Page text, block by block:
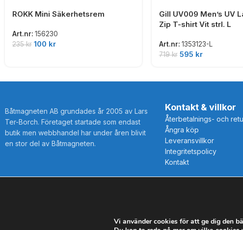
ROKK Mini Säkerhetsrem
Art.nr: 156230
235kr 100 kr
Gill UV009 Men’s UV
Zip T-shirt Vit strl. L
Art.nr: 1353123-L
719kr 595 kr
Båtmagneten AB grundades år 2005 av Lars
Ter-Borch. Företaget startade som endast
butik men webbhandel har under åren blivit
en stor del av Båtmagneten.
Kontakt & villkor
Återbetalnings- och
Ångra köp
Leveransvillkor
Integritetspolicy
Kontakt
Vi använder cookies för att ge dig den